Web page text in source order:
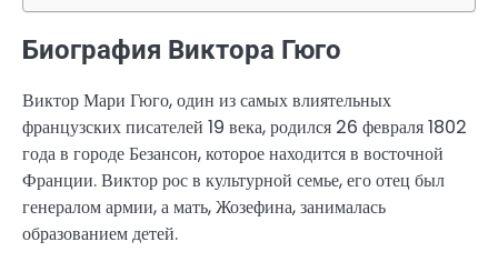
Биография Виктора Гюго
Виктор Мари Гюго, один из самых влиятельных
французских писателей 19 века, родился 26 февраля 1802
года в городе Безансон, которое находится в восточной
Франции. Виктор рос в культурной семье, его отец был
генералом армии, а мать, Жозефина, занималась
образованием детей.